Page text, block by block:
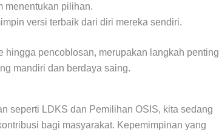
menentukan pilihan.
versi terbaik dari diri mereka sendiri.
hingga pencoblosan, merupakan langkah penting
mandiri dan berdaya saing.
seperti LDKS dan Pemilihan OSIS, kita sedang
bagi masyarakat. Kepemimpinan yang